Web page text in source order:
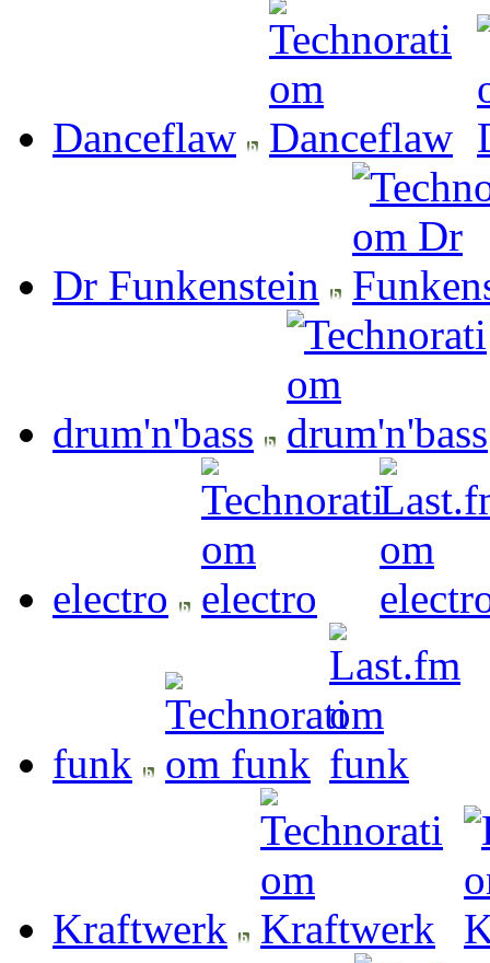
Danceflaw
Dr Funkenstein
drum'n'bass
electro
funk
Kraftwerk